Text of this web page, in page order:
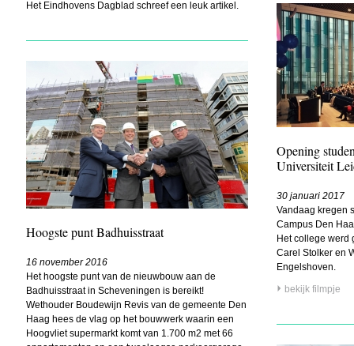
Het Eindhovens Dagblad schreef een leuk artikel.
Hoogste punt Badhuisstraat
16 november 2016
Het hoogste punt van de nieuwbouw aan de
Badhuisstraat in Scheveningen is bereikt!
Wethouder Boudewijn Revis van de gemeente Den
Haag hees de vlag op het bouwwerk waarin een
Hoogvliet supermarkt komt van 1.700 m2 met 66
Opening
Universiteit
30 januari 2017
Vandaag kregen
Campus Den
Het college werd
Carel Stolker en
Engelshoven.
bekijk filmpje